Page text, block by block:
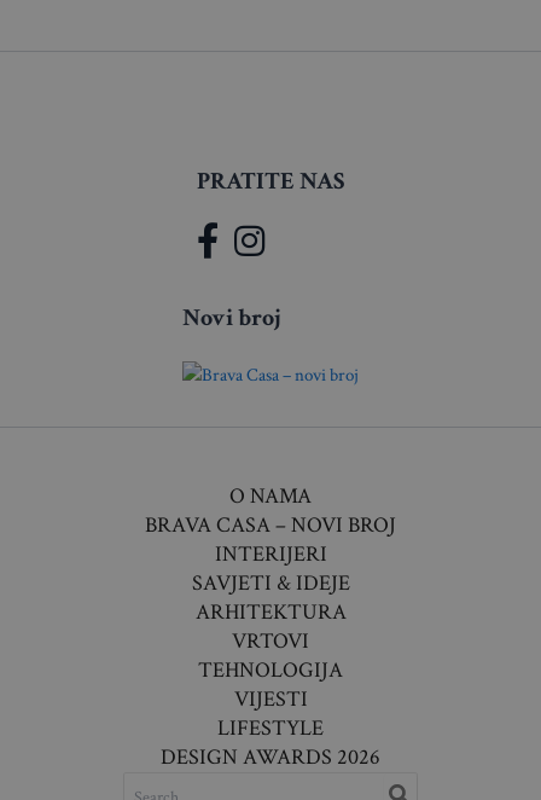
PRATITE NAS
Novi broj
O NAMA
BRAVA CASA – NOVI BROJ
INTERIJERI
SAVJETI & IDEJE
ARHITEKTURA
VRTOVI
TEHNOLOGIJA
VIJESTI
LIFESTYLE
DESIGN AWARDS 2026